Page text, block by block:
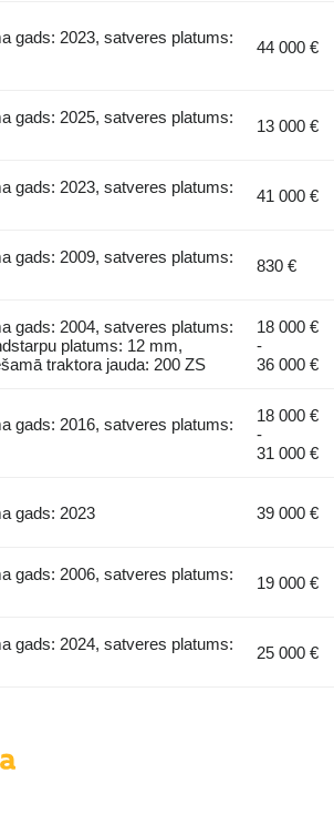
gads: 2023, satveres platums:
44 000 €
gads: 2025, satveres platums:
13 000 €
gads: 2023, satveres platums:
41 000 €
gads: 2009, satveres platums:
830 €
gads: 2004, satveres platums:
platums: 12 mm,
traktora jauda: 200 ZS
18 000 €
-
36 000 €
gads: 2016, satveres platums:
18 000 €
-
31 000 €
gads: 2023 39 000 €
gads: 2006, satveres platums:
19 000 €
gads: 2024, satveres platums:
25 000 €